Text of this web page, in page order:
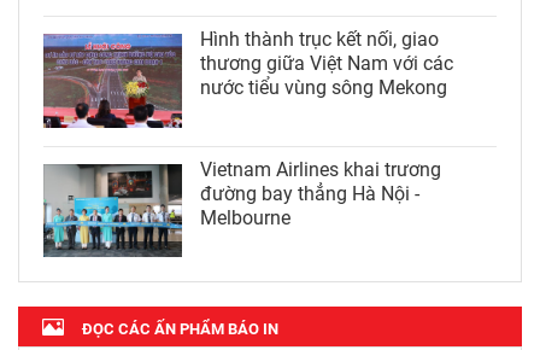
Hình thành trục kết nối, giao
thương giữa Việt Nam với các
nước tiểu vùng sông Mekong
Vietnam Airlines khai trương
đường bay thẳng Hà Nội -
Melbourne
ĐỌC CÁC ẤN PHẨM BÁO IN